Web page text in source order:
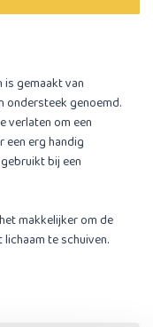
is gemaakt van
ondersteek genoemd.
verlaten om een
een erg handig
bij een
makkelijker om de
te schuiven.